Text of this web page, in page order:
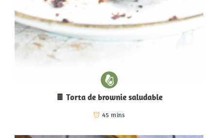
🍫 Torta de brownie saludable
45 mins